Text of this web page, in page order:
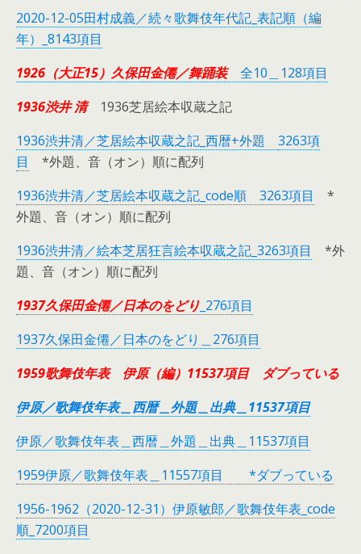
2020-12-05田村成義／続々歌舞伎年代記_表記順（編
年）_8143項目
1926（大正15）久保田金僊／舞踊装全10＿128項目
1936渋井清 1936芝居絵本収蔵之記
1936渋井清／芝居絵本収蔵之記_西暦+外題 3263項
目
*外題、音（オン）順に配列
1936渋井清／芝居絵本収蔵之記_code順 3263項目
*
外題、音（オン）順に配列
1936渋井清／絵本芝居狂言絵本収蔵之記_3263項目
*外
題、音（オン）順に配列
1937久保田金僊／日本のをどり _276項目
1937久保田金僊／日本のをどり＿276項目
1959歌舞伎年表 伊原（編）11537項目 ダブっている
伊原／歌舞伎年表＿西暦＿外題＿出典＿11537項目
伊原／歌舞伎年表＿西暦＿外題＿出典＿11537項目
1959伊原／歌舞伎年表＿11557項目 *ダブっている
1956-1962（2020-12-31）伊原敏郎／歌舞伎年表_code
順_7200項目